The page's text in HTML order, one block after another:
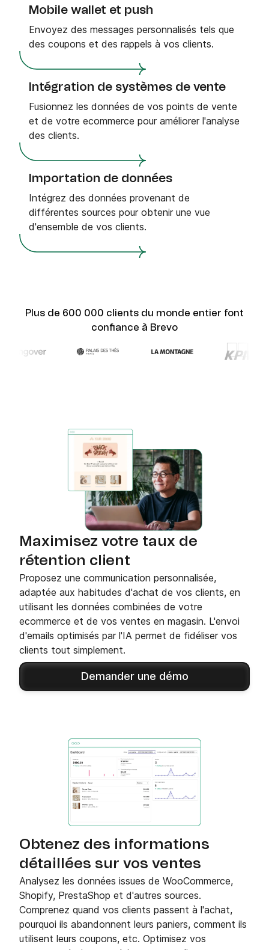
Mobile wallet et push
Envoyez des messages personnalisés tels que
des coupons et des rappels à vos clients.
Intégration de systèmes de vente
Fusionnez les données de vos points de vente
et de votre ecommerce pour améliorer l'analyse
des clients.
Importation de données
Intégrez des données provenant de
différentes sources pour obtenir une vue
d'ensemble de vos clients.
Plus de 600 000 clients du monde entier font
confiance à Brevo
Maximisez votre taux de
rétention client
Proposez une communication personnalisée,
adaptée aux habitudes d'achat de vos clients, en
utilisant les données combinées de votre
ecommerce et de vos ventes en magasin. L'envoi
d'emails optimisés par l'IA permet de fidéliser vos
clients tout simplement.
Demander une démo
Obtenez des informations
détaillées sur vos ventes
Analysez les données issues de WooCommerce,
Shopify, PrestaShop et d'autres sources.
Comprenez quand vos clients passent à l'achat,
pourquoi ils abandonnent leurs paniers, comment ils
utilisent leurs coupons, etc. Optimisez vos